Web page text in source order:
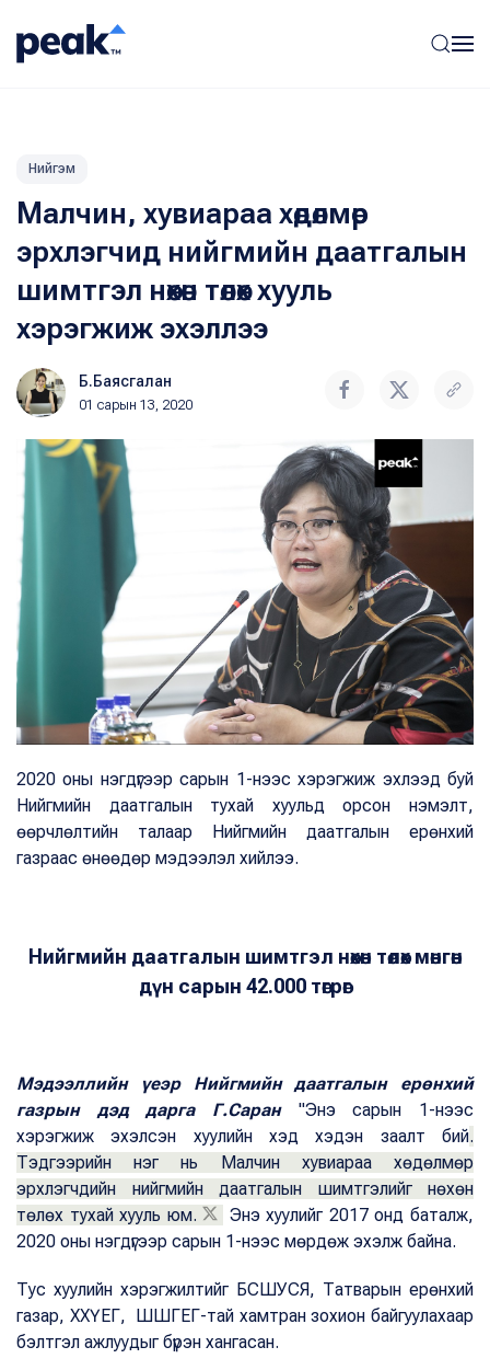
Нийгэм
Малчин, хувиараа хөдөлмөр
эрхлэгчид нийгмийн даатгалын
шимтгэл нөхөн төлөх хууль
хэрэгжиж эхэллээ
Б.Баясгалан
01 сарын 13, 2020
2020 оны нэгдүгээр сарын 1-нээс хэрэгжиж эхлээд буй
Нийгмийн даатгалын тухай хуульд орсон нэмэлт,
өөрчлөлтийн талаар Нийгмийн даатгалын ерөнхий
газраас өнөөдөр мэдээлэл хийлээ.
Нийгмийн даатгалын шимтгэл нөхөн төлөх мөнгөн
дүн сарын 42.000 төгрөг
Мэдээллийн үеэр Нийгмийн даатгалын ерөнхий
газрын дэд дарга Г.Саран"Энэ сарын 1-нээс
хэрэгжиж эхэлсэн хуулийн хэд хэдэн заалт бий.
Тэдгээрийн нэг нь Малчин хувиараа хөдөлмөр
эрхлэгчдийн нийгмийн даатгалын шимтгэлийг нөхөн
төлөх тухай хууль юм.
Энэ хуулийг 2017 онд баталж,
2020 оны нэгдүгээр сарын 1-нээс мөрдөж эхэлж байна.
Тус хуулийн хэрэгжилтийг БСШУСЯ, Татварын ерөнхий
газар, ХХҮЕГ, ШШГЕГ-тай хамтран зохион байгуулахаар
бэлтгэл ажлуудыг бүрэн хангасан.